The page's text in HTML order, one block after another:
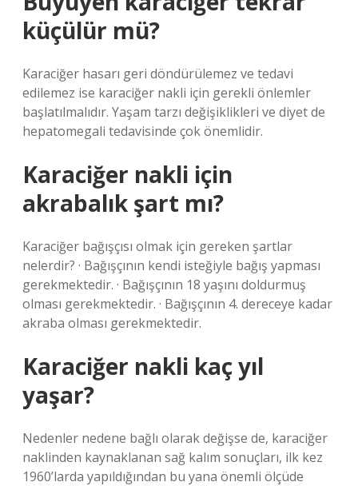
küçülür mü?
Karaciğer hasarı geri döndürülemez ve tedavi
edilemez ise karaciğer nakli için gerekli önlemler
başlatılmalıdır. Yaşam tarzı değişiklikleri ve diyet de
hepatomegali tedavisinde çok önemlidir.
Karaciğer nakli için
akrabalık şart mı?
Karaciğer bağışçısı olmak için gereken şartlar
nelerdir? · Bağışçının kendi isteğiyle bağış yapması
gerekmektedir. · Bağışçının 18 yaşını doldurmuş
olması gerekmektedir. · Bağışçının 4. dereceye kadar
akraba olması gerekmektedir.
Karaciğer nakli kaç yıl
yaşar?
Nedenler nedene bağlı olarak değişse de, karaciğer
naklinden kaynaklanan sağ kalım sonuçları, ilk kez
1960’larda yapıldığından bu yana önemli ölçüde